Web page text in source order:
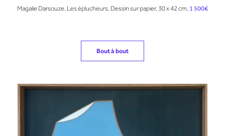
Magalie Darsouze, Les éplucheurs, Dessin sur papier, 30 x 42 cm, 1 500€
Bout à bout